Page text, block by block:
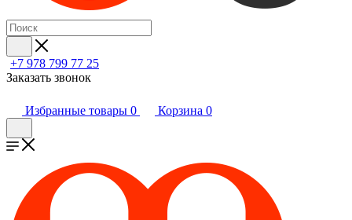
+7 978 799 77 25
Заказать звонок
Избранные товары 0 Корзина 0